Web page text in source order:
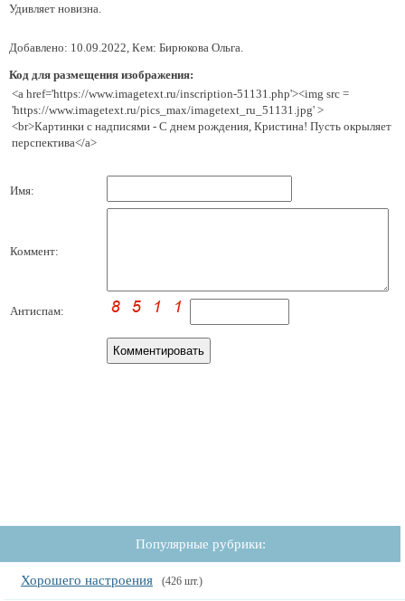
Удивляет новизна.
Добавлено: 10.09.2022, Кем: Бирюкова Ольга.
Код для размещения изображения:
<a href='https://www.imagetext.ru/inscription-51131.php'><img src =
'https://www.imagetext.ru/pics_max/imagetext_ru_51131.jpg' >
<br>Картинки с надписями - С днем рождения, Кристина! Пусть окрыляет
перспектива</a>
Имя:
Коммент:
Антиспам:
Популярные рубрики:
Хорошего настроения (426 шт.)